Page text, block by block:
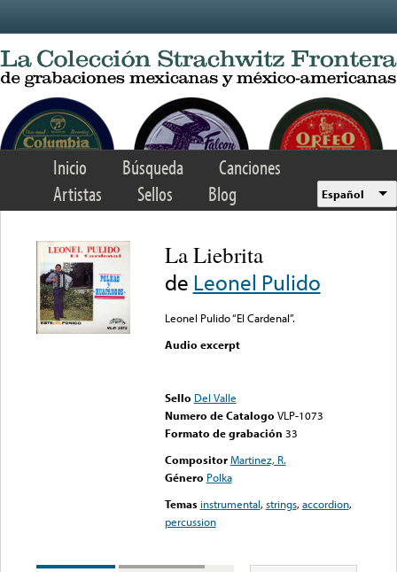
Inicio Búsqueda
Canciones
Artistas
Sellos Blog Español
La Liebrita
de Leonel Pulido
Leonel Pulido “El Cardenal”.
Audio excerpt
Sello Del Valle
Numero de Catalogo VLP-1073
Formato de grabación 33
Compositor Martinez, R.
Género Polka
Temas instrumental,strings,accordion,
percussion